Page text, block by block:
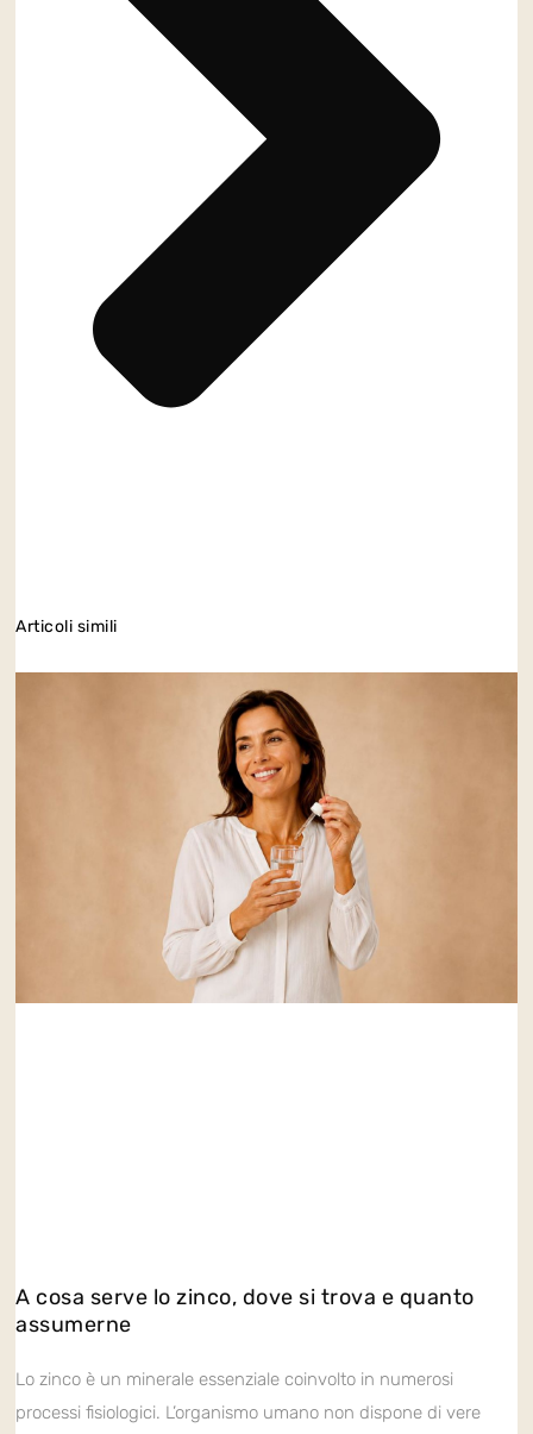
Articoli simili
A cosa serve lo zinco, dove si trova e quanto
assumerne
Lo zinco è un minerale essenziale coinvolto in numerosi
processi fisiologici. L’organismo umano non dispone di vere